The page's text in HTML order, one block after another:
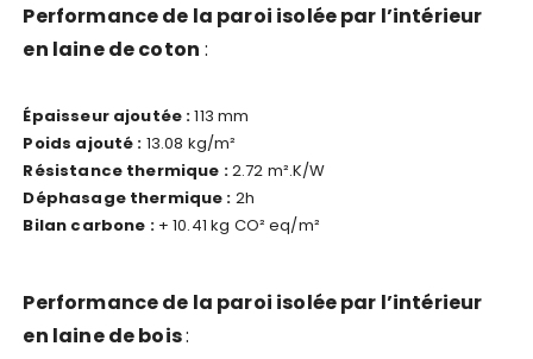
Performance de la paroi isolée par l’intérieur
en laine de coton :
Épaisseur ajoutée :113 mm
Poids ajouté : 13.08 kg/m²
Résistance thermique :2.72 m².K/W
Déphasage thermique : 2h
Bilan carbone :+ 10.41 kg CO² eq/m²
Performance de la paroi isolée par l’intérieur
en laine de bois: